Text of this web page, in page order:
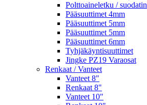
Polttoaineletku / suodatin
Pääsuuttimet 4mm
Pääsuuttimet 5mm
Pääsuuttimet 5mm
Pääsuuttimet 6mm
Tyhjäkäyntisuuttimet
Jingke PZ19 Varaosat
Renkaat / Vanteet
Vanteet 8"
Renkaat 8"
Vanteet 10"